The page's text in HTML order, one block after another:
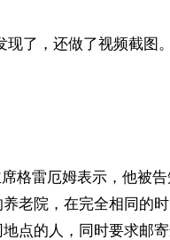
了，还做了视频截图
格雷厄姆表示，他被
老院，在完全相同的
点的人，同时要求邮